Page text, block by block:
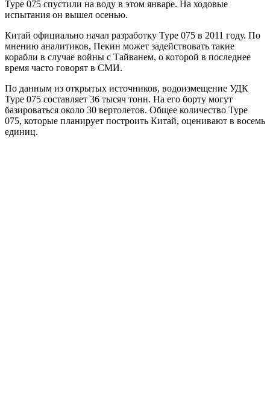
Type 075 спустили на воду в этом январе. На ходовые
испытания он вышел осенью.
Китай официально начал разработку Type 075 в 2011 году. По
мнению аналитиков, Пекин может задействовать такие
корабли в случае войны с Тайванем, о которой в последнее
время часто говорят в СМИ.
По данным из открытых источников, водоизмещение УДК
Type 075 составляет 36 тысяч тонн. На его борту могут
базироваться около 30 вертолетов. Общее количество Type
075, которые планирует построить Китай, оценивают в восемь
единиц.